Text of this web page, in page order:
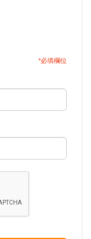
*必填欄位